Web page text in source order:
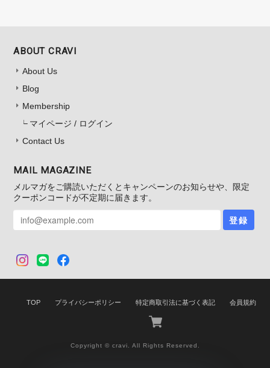
ABOUT CRAVI
About Us
Blog
Membership
マイページ / ログイン
Contact Us
MAIL MAGAZINE
メルマガをご購読いただくとキャンペーンのお知らせや、限定
クーポンコードが不定期に届きます。
登録
TOP プライバシーポリシー 特定商取引法に基づく表記 会員規約
Copyright © cravi. All Rights Reserved.